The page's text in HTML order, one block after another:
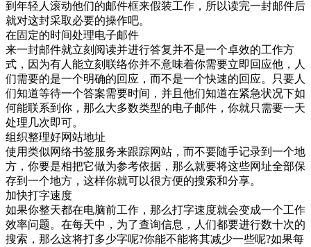
到年轻人滚动他们的邮件框来假装工作，所以读完一封邮件后
就对这封采取必要的操作吧。
在固定的时间处理电子邮件
来一封邮件就立刻阅读并进行答复并不是一个卓效的工作方
式，因为有人能立刻联络你并不意味着你需要立即回应他，人
们需要的是一个明确的回应，而不是一个快速的回应。只要人
们知道等待一个答案需要时间，并且他们知道在紧急状况下如
何能联系到你，那么大多数类型的电子邮件，你就只需要一天
处理几次即可。
组织整理好网站地址
使用类似网络书签服务来跟踪网站，而不要随手记录到一个地
方，你要是相把它做为参考依据，那么就要将这些网址全部保
存到一个地方，这样你就可以很方便的搜索和分享。
加快打字速度
如果你整天都在电脑前工作，那么打字速度就会变成一个工作
效率问题。在每天中，为了查询信息，人们都要进行数十次的
搜索，那么这将打多少字呢?你能不能将其减少一些呢?如果每